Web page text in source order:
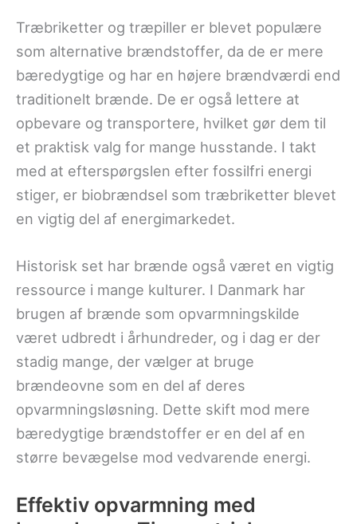
Træbriketter og træpiller er blevet populære
som alternative brændstoffer, da de er mere
bæredygtige og har en højere brændværdi end
traditionelt brænde. De er også lettere at
opbevare og transportere, hvilket gør dem til
et praktisk valg for mange husstande. I takt
med at efterspørgslen efter fossilfri energi
stiger, er biobrændsel som træbriketter blevet
en vigtig del af energimarkedet.
Historisk set har brænde også været en vigtig
ressource i mange kulturer. I Danmark har
brugen af brænde som opvarmningskilde
været udbredt i århundreder, og i dag er der
stadig mange, der vælger at bruge
brændeovne som en del af deres
opvarmningsløsning. Dette skift mod mere
bæredygtige brændstoffer er en del af en
større bevægelse mod vedvarende energi.
Effektiv opvarmning med